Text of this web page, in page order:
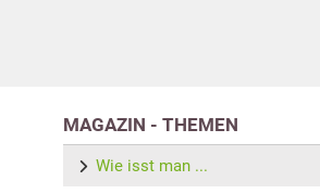
MAGAZIN - THEMEN
Wie isst man ...